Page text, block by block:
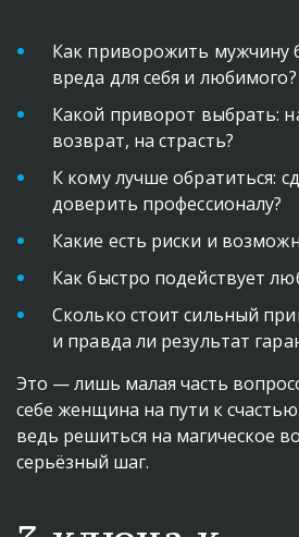
Как приворожить мужчину
вреда для себя и любимого?
Какой приворот выбрать:
возврат, на страсть?
К кому лучше обратиться:
доверить профессионалу?
Какие есть риски и
Как быстро подействует
Сколько стоит сильный
и правда ли результат
Это — лишь малая часть
себе женщина на пути к
ведь решиться на магическое
серьёзный шаг.